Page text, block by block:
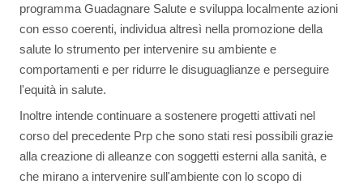
programma Guadagnare Salute e sviluppa localmente azioni
con esso coerenti, individua altresì nella promozione della
salute lo strumento per intervenire su ambiente e
comportamenti e per ridurre le disuguaglianze e perseguire
l'equità in salute.
Inoltre intende continuare a sostenere progetti attivati nel
corso del precedente Prp che sono stati resi possibili grazie
alla creazione di alleanze con soggetti esterni alla sanità, e
che mirano a intervenire sull'ambiente con lo scopo di